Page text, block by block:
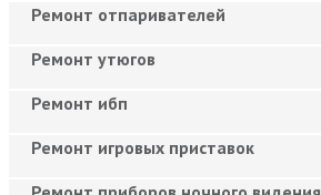
Ремонт отпаривателей
Ремонт утюгов
Ремонт ибп
Ремонт игровых приставок